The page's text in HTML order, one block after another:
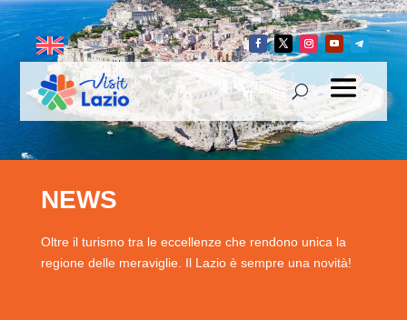
NEWS
Oltre il turismo tra le eccellenze che rendono unica la
regione delle meraviglie. Il Lazio è sempre una novità!